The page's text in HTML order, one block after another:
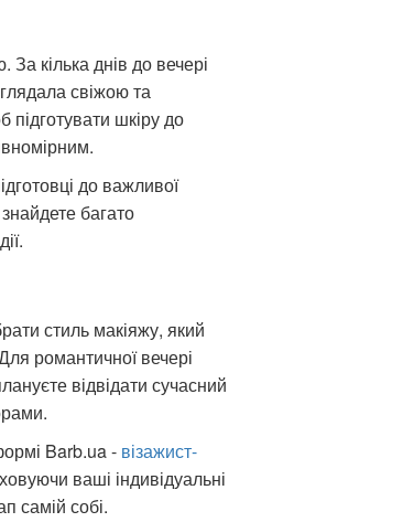
кілька днів до вечері
свіжою та
шкіру до
до важливої
багато
стиль макіяжу, який
романтичної вечері
відвідати сучасний
Barb.ua - візажист-
ваші індивідуальні
самій собі.